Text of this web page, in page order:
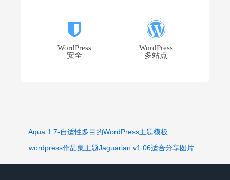
WordPress
安全
WordPress
多站点
Aqua 1.7-自适性多目的WordPress主题模板
wordpress作品集主题Jaguarian v1.06适合分享图片